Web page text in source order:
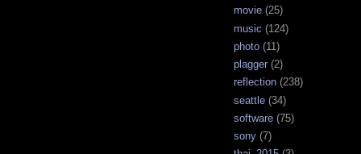
movie (25)
music (124)
photo (11)
plagger (2)
reflection (238)
seattle (34)
software (75)
sony (7)